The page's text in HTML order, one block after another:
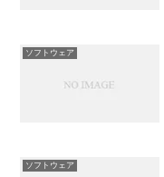
ソフトウェア
ソフトウェア